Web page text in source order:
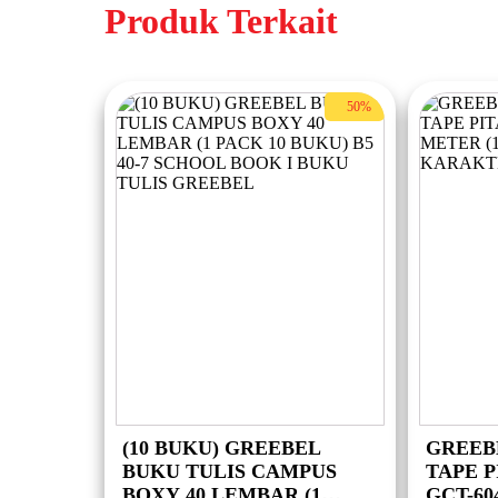
Produk Terkait
50%
(10 BUKU) GREEBEL
BUKU TULIS CAMPUS
TAPE